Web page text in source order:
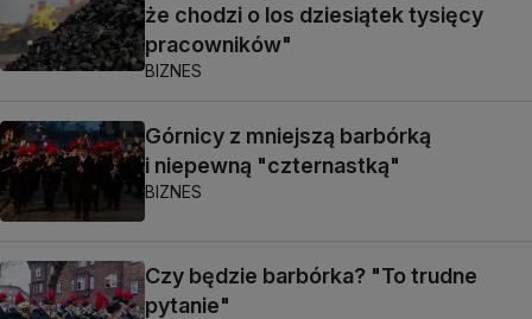
że chodzi o los dziesiątek tysięcy
pracowników"
BIZNES
Górnicy z mniejszą barbórką
i niepewną "czternastką"
BIZNES
Czy będzie barbórka? "To trudne
pytanie"